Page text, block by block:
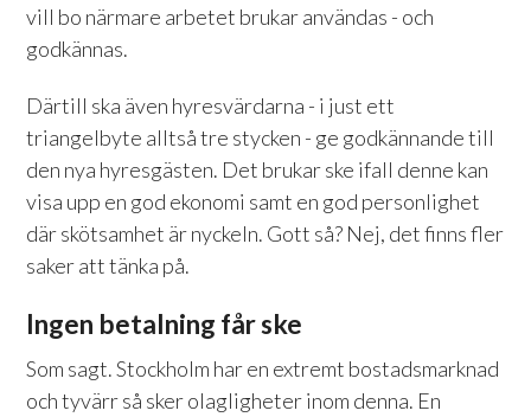
vill bo närmare arbetet brukar användas - och
godkännas.
Därtill ska även hyresvärdarna - i just ett
triangelbyte alltså tre stycken - ge godkännande till
den nya hyresgästen. Det brukar ske ifall denne kan
visa upp en god ekonomi samt en god personlighet
där skötsamhet är nyckeln. Gott så? Nej, det finns fler
saker att tänka på.
Ingen betalning får ske
Som sagt. Stockholm har en extremt bostadsmarknad
och tyvärr så sker olagligheter inom denna. En